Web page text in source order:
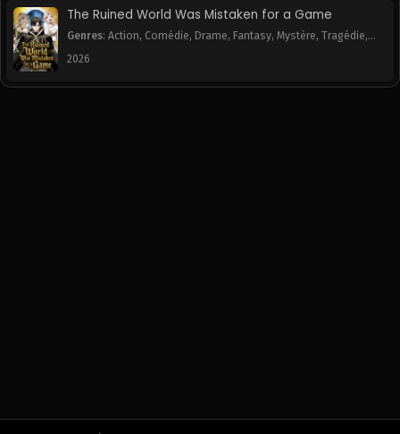
Chapitre 78
September 20, 2024
Chapitre 77
The Ruined World Was Mistaken for a Game
Genres: Action, Comédie, Drame, Fantasy, Mystère, Tragédie,
2026